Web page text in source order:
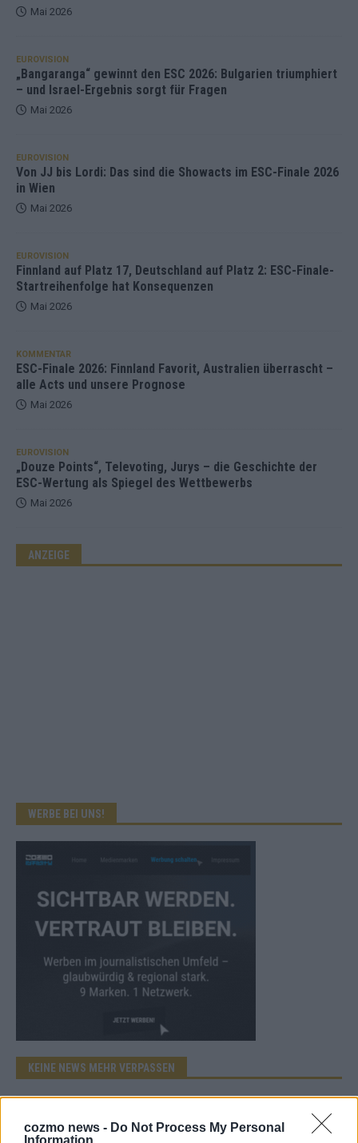
cozmo news - Do Not Process My Personal
Information
Mai 2026
EUROVISION
„Bangaranga“ gewinnt den ESC 2026: Bulgarien triumphiert
– und Israel-Ergebnis sorgt für Fragen
Mai 2026
EUROVISION
Von JJ bis Lordi: Das sind die Showacts im ESC-Finale 2026
in Wien
Mai 2026
EUROVISION
Finnland auf Platz 17, Deutschland auf Platz 2: ESC-Finale-
Startreihenfolge hat Konsequenzen
Mai 2026
KOMMENTAR
ESC-Finale 2026: Finnland Favorit, Australien überrascht –
alle Acts und unsere Prognose
Mai 2026
EUROVISION
„Douze Points“, Televoting, Jurys – die Geschichte der
ESC-Wertung als Spiegel des Wettbewerbs
Mai 2026
ANZEIGE
WERBE BEI UNS!
KEINE NEWS MEHR VERPASSEN